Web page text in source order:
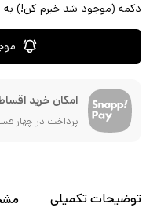
دکمه (موجود شد خبرم کن!)
امکان خرید
پرداخت در چهار
توضیحات تکمیلی